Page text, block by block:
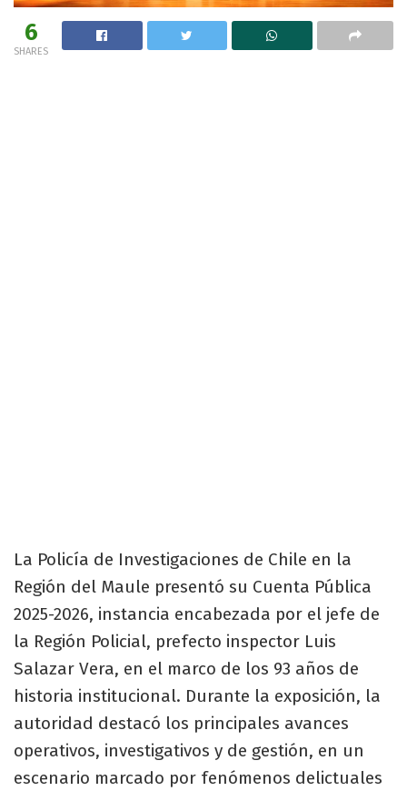
6
SHARES
La Policía de Investigaciones de Chile en la
Región del Maule presentó su Cuenta Pública
2025-2026, instancia encabezada por el jefe de
la Región Policial, prefecto inspector Luis
Salazar Vera, en el marco de los 93 años de
historia institucional. Durante la exposición, la
autoridad destacó los principales avances
operativos, investigativos y de gestión, en un
escenario marcado por fenómenos delictuales